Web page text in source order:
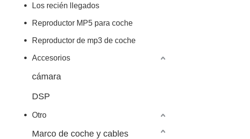
Los recién llegados
Reproductor MP5 para coche
Reproductor de mp3 de coche
Accesorios
cámara
DSP
Otro
Marco de coche y cables